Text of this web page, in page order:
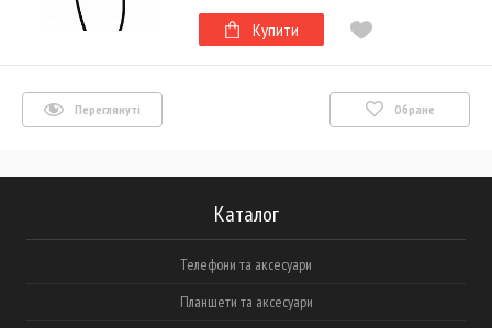
Купити
Переглянуті Обране
Каталог
Телефони та аксесуари
Планшети та аксесуари